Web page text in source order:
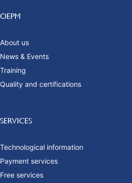
OEPM
About us
News & Events
Training
Quality and certifications
SERVICES
Technological information
Payment services
Free services